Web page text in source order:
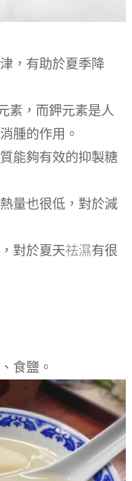
，有助於夏季降
素，而鉀元素是人
腫的作用。
能夠有效的抑製糖
量也很低，對於減
對於夏天祛濕有很
食鹽。